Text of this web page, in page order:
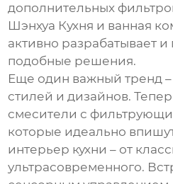
дополнительных
Шэнхуа Кухня и ванная
активно разрабатывает и
подобные решения.
Еще один важный тренд –
стилей и дизайнов.
смесители с
которые идеально
интерьер кухни – от
ультрасовременного.